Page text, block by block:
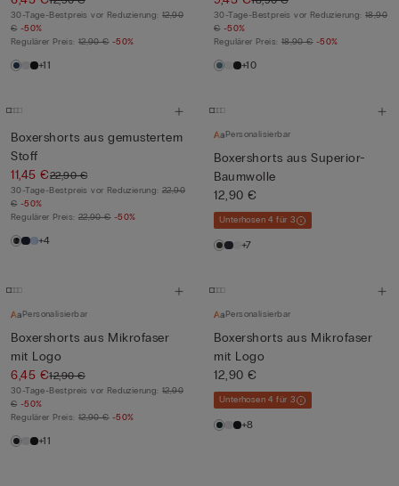
30-Tage-Bestpreis vor Reduzierung: 12,90
€ -50%
Regulärer Preis: 12,90 € -50%
+11
30-Tage-Bestpreis vor Reduzierung: 18,90
€ -50%
Regulärer Preis: 18,90 € -50%
+10
Boxershorts aus gemustertem
Stoff
11,45 €22,90 €
30-Tage-Bestpreis vor Reduzierung: 22,90
€ -50%
Regulärer Preis: 22,90 € -50%
+4
Personalisierbar
Boxershorts aus Superior-
Baumwolle
12,90 €
Unterhosen 4 für 3
+7
Personalisierbar
Boxershorts aus Mikrofaser
mit Logo
6,45 €12,90 €
30-Tage-Bestpreis vor Reduzierung: 12,90
€ -50%
Regulärer Preis: 12,90 € -50%
+11
Personalisierbar
Boxershorts aus Mikrofaser
mit Logo
12,90 €
Unterhosen 4 für 3
+8